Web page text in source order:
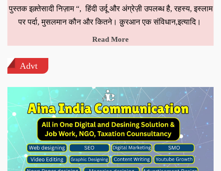
पुस्तक इक़्तेसादी निज़ाम “, हिंदी उर्दू और अंग्रेज़ी उपलब्ध है, रहस्य, इस्लाम
पर पर्दा, मुसलमान कौन और कितने। क़ुरआन एक संविधान,इत्यादि।
Read More
Advt